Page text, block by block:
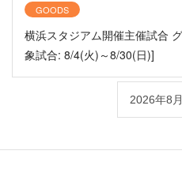
GOODS
横浜スタジアム開催主催試合
象試合: 8/4(火)～8/30(日)]